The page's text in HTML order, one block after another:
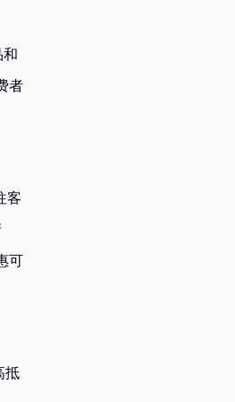
者
客
可
抵